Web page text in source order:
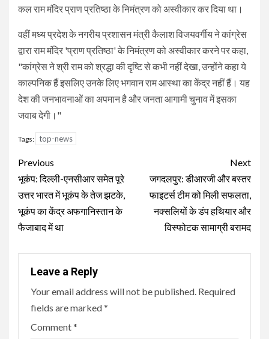
कल राम मंदिर प्राण प्रतिष्‍ठा के निमंत्रण को अस्‍वीकार कर दिया था।
वहीं मध्‍य प्रदेश के नगरीय प्रशासन मंत्री कैलाश विजयवर्गीय ने कांग्रेस
द्वारा राम मंदिर 'प्राण प्रतिष्ठा' के निमंत्रण को अस्वीकार करने पर कहा,
"कांग्रेस ने श्री राम को श्रद्धा की दृष्टि से कभी नहीं देखा, उन्होंने कहा ये
काल्पनिक हैं इसलिए उनके लिए भगवान राम आस्था का केंद्र नहीं हैं। यह
देश की जनभावनाओं का अपमान है और जनता आगामी चुनाव में इसका
जवाब देगी।"
Tags: top-news
Continue
Reading
Previous
भूकंप: दिल्ली-एनसीआर समेत पूरे
उत्तर भारत में भूकंप के तेज झटके,
भूकंप का केंद्र अफगानिस्तान के
फैजाबाद में था
Next
जगदलपुर: डीआरजी और बस्तर
फाइटर्स टीम को मिली सफलता,
नक्सलियों के डंप हथियार और
विस्फोटक सामाग्री बरामद
Leave a Reply
Your email address will not be published. Required
fields are marked*
Comment*